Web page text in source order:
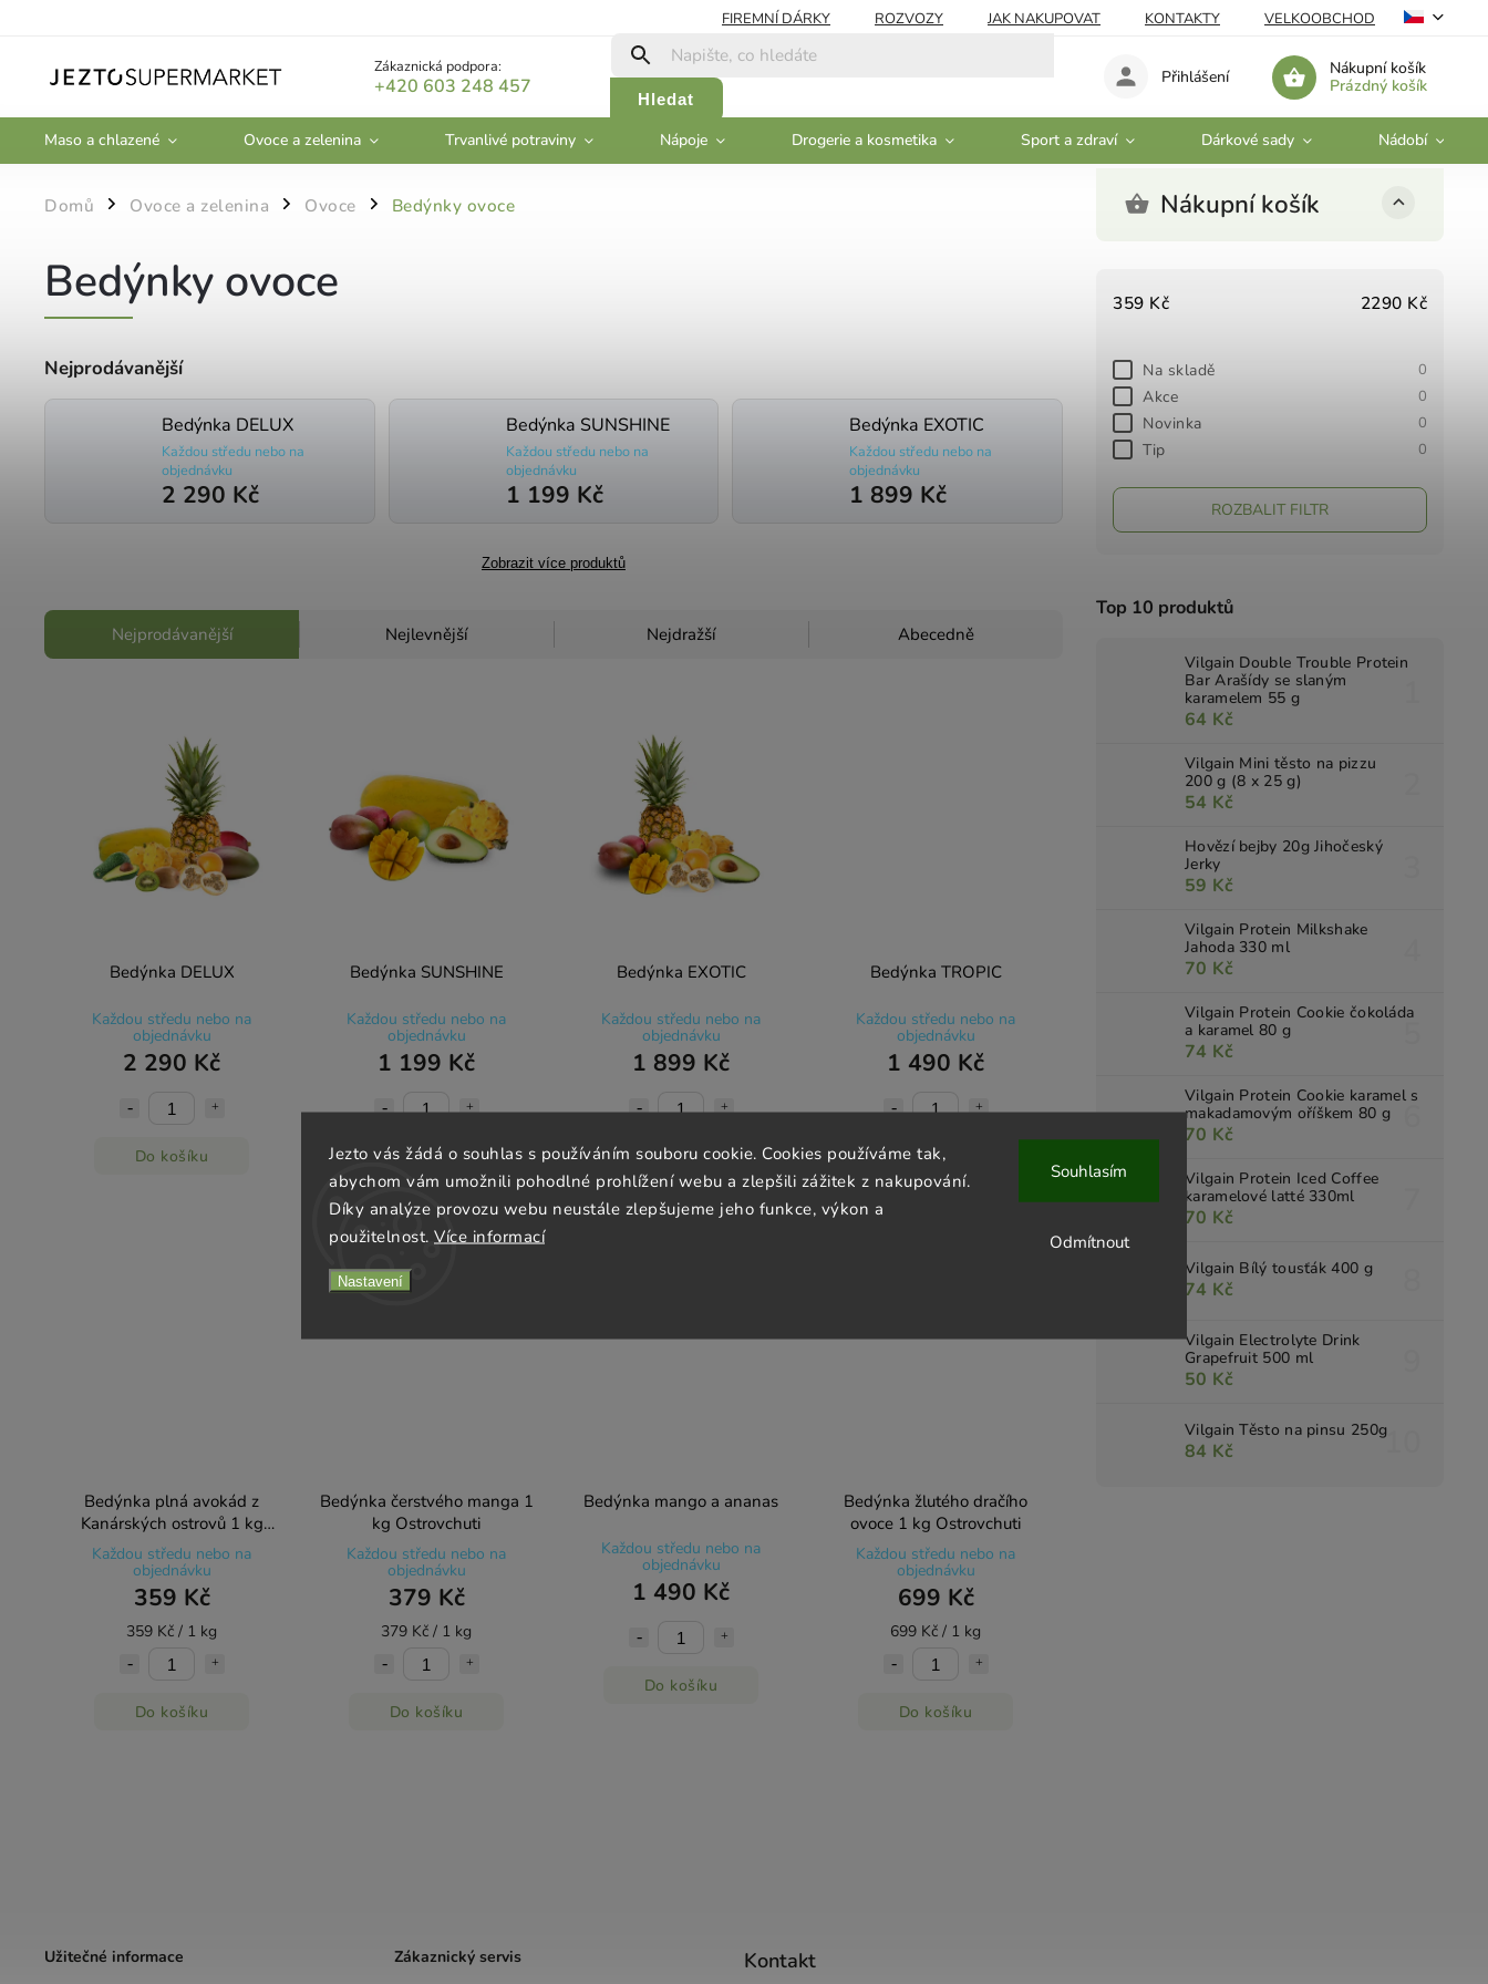
Jezto vás žádá o souhlas s používáním souboru cookie. Cookies používáme tak,
abychom vám umožnili pohodlné prohlížení webu a zlepšili zážitek z nakupování.
Díky analýze provozu webu neustále zlepšujeme jeho funkce, výkon a
použitelnost. Více informací
Nastavení
Odmítnout
Souhlasím
FIREMNÍ DÁRKY ROZVOZY JAK NAKUPOVAT KONTAKTY VELKOOBCHOD
Zákaznická podpora:
+420 603 248 457
Hledat
Nákupní košík
Prázdný košík
Přihlášení
Maso a chlazené Ovoce a zelenina Trvanlivé potraviny Nápoje Drogerie a kosmetika Sport a zdraví Dárkové sady Nádobí
Domů / Ovoce a zelenina / Ovoce / Bedýnky ovoce Nákupní košík
359 Kč 2290 Kč
Na skladě 0
Akce 0
Novinka 0
Tip 0
ROZBALIT FILTR
Top 10 produktů
Vilgain Double Trouble Protein
Bar Arašídy se slaným
karamelem 55 g
64 Kč
Vilgain Mini těsto na pizzu
200 g (8 x 25 g)
54 Kč
Hovězí bejby 20g Jihočeský
Jerky
59 Kč
Vilgain Protein Milkshake
Jahoda 330 ml
70 Kč
Vilgain Protein Cookie čokoláda
a karamel 80 g
74 Kč
Vilgain Protein Cookie karamel s
makadamovým oříškem 80 g
70 Kč
Vilgain Protein Iced Coffee
karamelové latté 330ml
70 Kč
Vilgain Bílý tousťák 400 g
74 Kč
Vilgain Electrolyte Drink
Grapefruit 500 ml
50 Kč
Vilgain Těsto na pinsu 250g
84 Kč
Bedýnky ovoce
Nejprodávanější
Bedýnka DELUX
Každou středu nebo na
objednávku
2 290 Kč
Bedýnka SUNSHINE
Každou středu nebo na
objednávku
1 199 Kč
Bedýnka EXOTIC
Každou středu nebo na
objednávku
1 899 Kč
Zobrazit více produktů
Nejprodávanější Nejlevnější Nejdražší Abecedně
Bedýnka DELUX
Každou středu nebo na
objednávku
2 290 Kč
Do košíku
Bedýnka SUNSHINE
Každou středu nebo na
objednávku
1 199 Kč
Do košíku
Bedýnka EXOTIC
Každou středu nebo na
objednávku
1 899 Kč
Do košíku
Bedýnka TROPIC
Každou středu nebo na
objednávku
1 490 Kč
Do košíku
Bedýnka plná avokád z
Kanárských ostrovů 1 kg
Ostrovchuti
Každou středu nebo na
objednávku
359 Kč
359 Kč / 1 kg
Do košíku
Bedýnka čerstvého manga 1
kg Ostrovchuti
Každou středu nebo na
objednávku
379 Kč
379 Kč / 1 kg
Do košíku
Bedýnka mango a ananas
Každou středu nebo na
objednávku
1 490 Kč
Do košíku
Bedýnka žlutého dračího
ovoce 1 kg Ostrovchuti
Každou středu nebo na
objednávku
699 Kč
699 Kč / 1 kg
Do košíku
Užitečné informace Zákaznický servis Kontakt